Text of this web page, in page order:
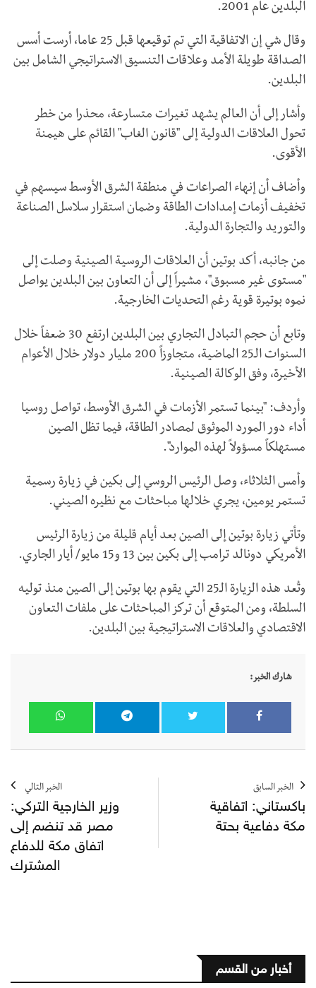
البلدين عام 2001.
وقال شي إن الاتفاقية التي تم توقيعها قبل 25 عاما، أرست أسس
الصداقة طويلة الأمد وعلاقات التنسيق الاستراتيجي الشامل بين
البلدين.
وأشار إلى أن العالم يشهد تغيرات متسارعة، محذرا من خطر
تحول العلاقات الدولية إلى "قانون الغاب" القائم على هيمنة
الأقوى.
وأضاف أن إنهاء الصراعات في منطقة الشرق الأوسط سيسهم في
تخفيف أزمات إمدادات الطاقة وضمان استقرار سلاسل الصناعة
والتوريد والتجارة الدولية.
من جانبه، أكد بوتين أن العلاقات الروسية الصينية وصلت إلى
"مستوى غير مسبوق"، مشيراً إلى أن التعاون بين البلدين يواصل
نموه بوتيرة قوية رغم التحديات الخارجية.
وتابع أن حجم التبادل التجاري بين البلدين ارتفع 30 ضعفاً خلال
السنوات الـ25 الماضية، متجاوزاً 200 مليار دولار خلال الأعوام
الأخيرة، وفق الوكالة الصينية.
وأردف: "بينما تستمر الأزمات في الشرق الأوسط، تواصل روسيا
أداء دور المورد الموثوق لمصادر الطاقة، فيما تظل الصين
مستهلكاً مسؤولاً لهذه الموارد".
وأمس الثلاثاء، وصل الرئيس الروسي إلى بكين في زيارة رسمية
تستمر يومين، يجري خلالها مباحثات مع نظيره الصيني.
وتأتي زيارة بوتين إلى الصين بعد أيام قليلة من زيارة الرئيس
الأمريكي دونالد ترامب إلى بكين بين 13 و15 مايو/ أيار الجاري.
وتُعد هذه الزيارة الـ25 التي يقوم بها بوتين إلى الصين منذ توليه
السلطة، ومن المتوقع أن تركز المباحثات على ملفات التعاون
الاقتصادي والعلاقات الاستراتيجية بين البلدين.
شارك الخبر:
الخبر السابق
باكستاني: اتفاقية
مكة دفاعية بحتة
الخبر التالي
وزير الخارجية التركي:
مصر قد تنضم إلى
اتفاق مكة للدفاع
المشترك
أخبار من القسم